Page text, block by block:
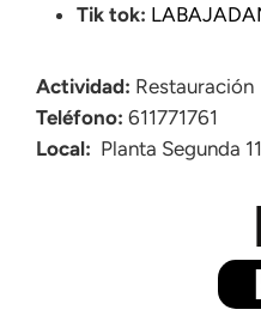
Tik tok:
Actividad: Restauración
Teléfono: 611771761
Local: Planta Segunda